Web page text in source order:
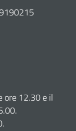
ore 12.30 e il